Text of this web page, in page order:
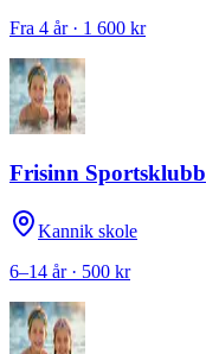
Fra 4 år · 1 600 kr
Frisinn Sportsklubb
Kannik skole
6–14 år · 500 kr